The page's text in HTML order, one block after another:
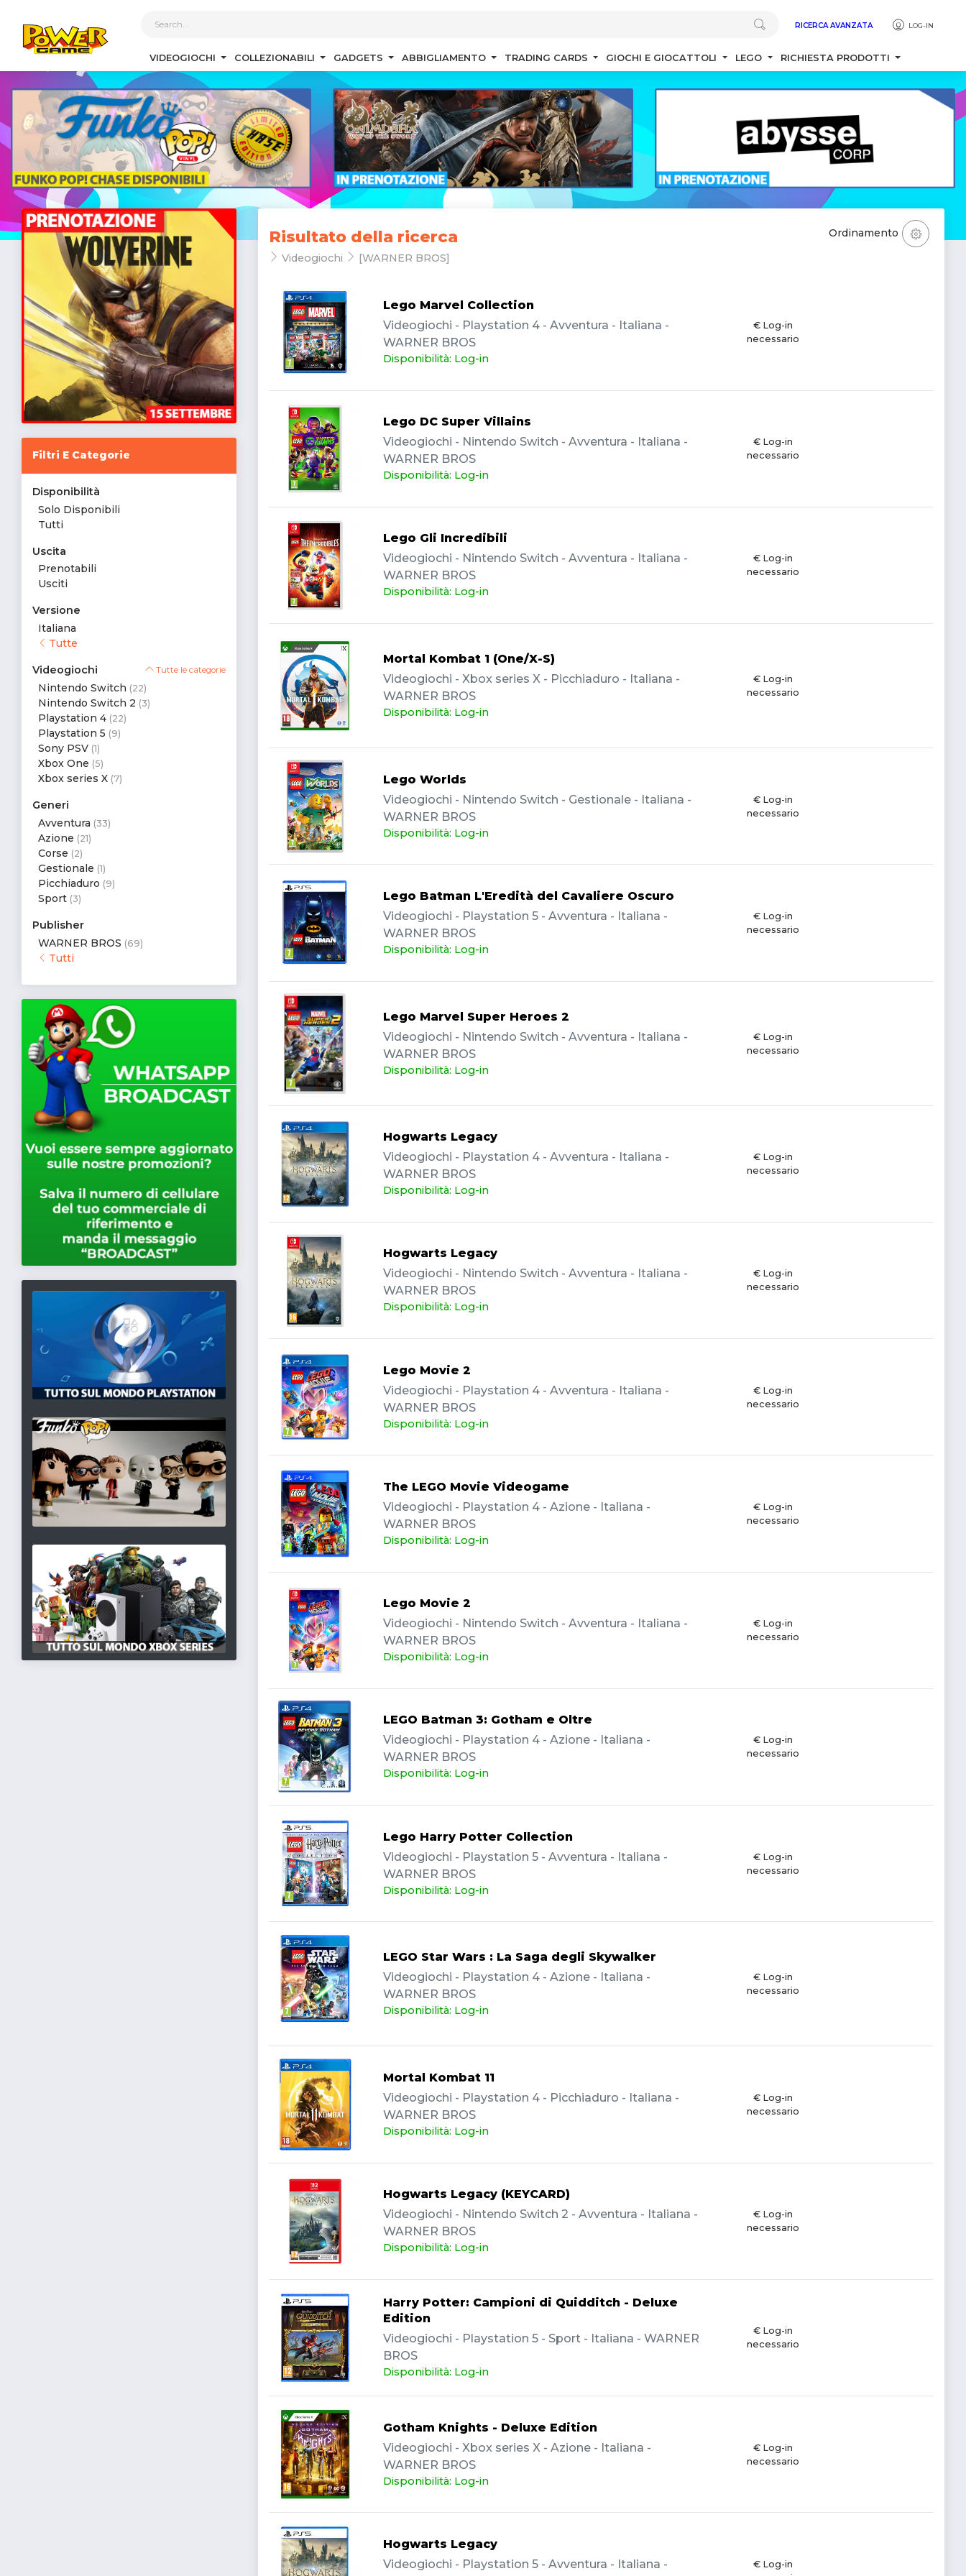
RICERCA AVANZATA LOG-IN
VIDEOGIOCHI COLLEZIONABILI GADGETS ABBIGLIAMENTO TRADING CARDS GIOCHI E GIOCATTOLI LEGO RICHIESTA PRODOTTI
Filtri E Categorie
Disponibilità
Solo Disponibili
Tutti
Uscita
Prenotabili
Usciti
Versione
Italiana
Tutte
Videogiochi Tutte le categorie
Nintendo Switch (22)
Nintendo Switch 2 (3)
Playstation 4 (22)
Playstation 5 (9)
Sony PSV (1)
Xbox One (5)
Xbox series X (7)
Generi
Avventura (33)
Azione (21)
Corse (2)
Gestionale (1)
Picchiaduro (9)
Sport (3)
Publisher
WARNER BROS (69)
Tutti
Risultato della ricerca
Videogiochi [WARNER BROS]
Ordinamento
Lego Marvel Collection
Videogiochi - Playstation 4 - Avventura - Italiana -
WARNER BROS
Disponibilità: Log-in
€ Log-in
necessario
Lego DC Super Villains
Videogiochi - Nintendo Switch - Avventura - Italiana -
WARNER BROS
Disponibilità: Log-in
€ Log-in
necessario
Lego Gli Incredibili
Videogiochi - Nintendo Switch - Avventura - Italiana -
WARNER BROS
Disponibilità: Log-in
€ Log-in
necessario
Mortal Kombat 1 (One/X-S)
Videogiochi - Xbox series X - Picchiaduro - Italiana -
WARNER BROS
Disponibilità: Log-in
€ Log-in
necessario
Lego Worlds
Videogiochi - Nintendo Switch - Gestionale - Italiana -
WARNER BROS
Disponibilità: Log-in
€ Log-in
necessario
Lego Batman L'Eredità del Cavaliere Oscuro
Videogiochi - Playstation 5 - Avventura - Italiana -
WARNER BROS
Disponibilità: Log-in
€ Log-in
necessario
Lego Marvel Super Heroes 2
Videogiochi - Nintendo Switch - Avventura - Italiana -
WARNER BROS
Disponibilità: Log-in
€ Log-in
necessario
Hogwarts Legacy
Videogiochi - Playstation 4 - Avventura - Italiana -
WARNER BROS
Disponibilità: Log-in
€ Log-in
necessario
Hogwarts Legacy
Videogiochi - Nintendo Switch - Avventura - Italiana -
WARNER BROS
Disponibilità: Log-in
€ Log-in
necessario
Lego Movie 2
Videogiochi - Playstation 4 - Avventura - Italiana -
WARNER BROS
Disponibilità: Log-in
€ Log-in
necessario
The LEGO Movie Videogame
Videogiochi - Playstation 4 - Azione - Italiana -
WARNER BROS
Disponibilità: Log-in
€ Log-in
necessario
Lego Movie 2
Videogiochi - Nintendo Switch - Avventura - Italiana -
WARNER BROS
Disponibilità: Log-in
€ Log-in
necessario
LEGO Batman 3: Gotham e Oltre
Videogiochi - Playstation 4 - Azione - Italiana -
WARNER BROS
Disponibilità: Log-in
€ Log-in
necessario
Lego Harry Potter Collection
Videogiochi - Playstation 5 - Avventura - Italiana -
WARNER BROS
Disponibilità: Log-in
€ Log-in
necessario
LEGO Star Wars : La Saga degli Skywalker
Videogiochi - Playstation 4 - Azione - Italiana -
WARNER BROS
Disponibilità: Log-in
€ Log-in
necessario
Mortal Kombat 11
Videogiochi - Playstation 4 - Picchiaduro - Italiana -
WARNER BROS
Disponibilità: Log-in
€ Log-in
necessario
Hogwarts Legacy (KEYCARD)
Videogiochi - Nintendo Switch 2 - Avventura - Italiana -
WARNER BROS
Disponibilità: Log-in
€ Log-in
necessario
Harry Potter: Campioni di Quidditch - Deluxe
Edition
Videogiochi - Playstation 5 - Sport - Italiana - WARNER
BROS
Disponibilità: Log-in
€ Log-in
necessario
Gotham Knights - Deluxe Edition
Videogiochi - Xbox series X - Azione - Italiana -
WARNER BROS
Disponibilità: Log-in
€ Log-in
necessario
Hogwarts Legacy
Videogiochi - Playstation 5 - Avventura - Italiana -
€ Log-in